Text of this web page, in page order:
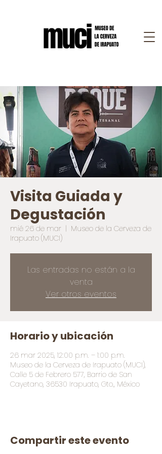
Visita Guiada y
Degustación
mié 26 de mar
  |
Museo de la Cerveza de
Irapuato (MUCI)
Las entradas no están a la
venta
Ver otros eventos
Horario y ubicación
26 mar 2025, 12:00 p.m. – 1:00 p.m.
Museo de la Cerveza de Irapuato (MUCI),
Calle 5 de Febrero 577, Barrio de San
Cayetano, 36530 Irapuato, Gto., México
Compartir este evento